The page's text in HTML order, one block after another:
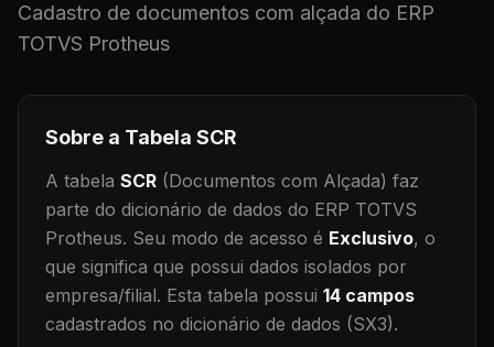
Cadastro de documentos com alçada do ERP
TOTVS Protheus
Sobre a Tabela SCR
A tabela SCR (Documentos com Alçada) faz
parte do dicionário de dados do ERP TOTVS
Protheus. Seu modo de acesso é Exclusivo, o
que significa que possui dados isolados por
empresa/filial. Esta tabela possui 14 campos
cadastrados no dicionário de dados (SX3).